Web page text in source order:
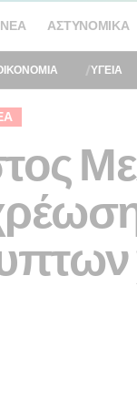
ΑΣΤΥΝΟΜΙΚΆ
ΥΓΕΙΑ